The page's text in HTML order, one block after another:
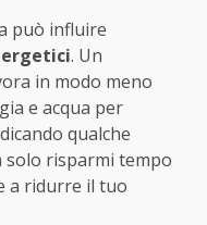
può influire
. Un
in modo meno
e acqua per
qualche
risparmi tempo
a ridurre il tuo